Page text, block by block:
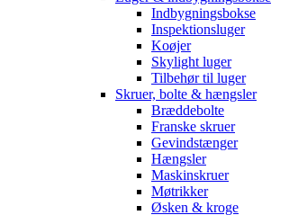
Indbygningsbokse
Inspektionsluger
Koøjer
Skylight luger
Tilbehør til luger
Skruer, bolte & hængsler
Bræddebolte
Franske skruer
Gevindstænger
Hængsler
Maskinskruer
Møtrikker
Øsken & kroge